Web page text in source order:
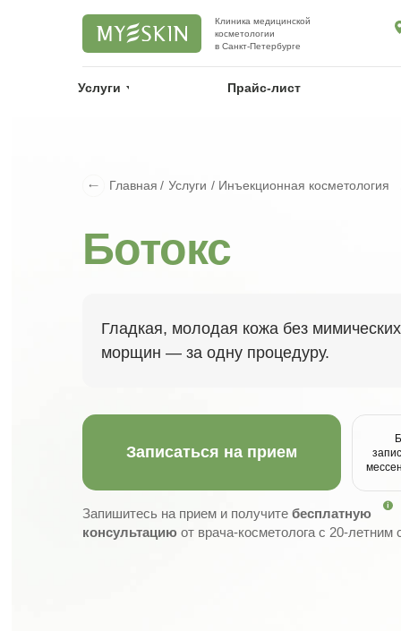
Прайс-лист
Услуги
Клиника медицинской
косметологии
в Санкт-Петербурге
Услуги Прайс-лист
Главная / Услуги / Инъекционная косметология
Записаться на прием
Запишитесь на прием и получите бесплатную
консультацию от врача-косметолога с 20-летним
Ботокс
Гладкая, молодая кожа без мимических
морщин — за одну процедуру.